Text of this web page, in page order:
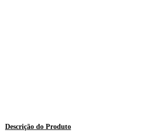
Descrição do Produto​